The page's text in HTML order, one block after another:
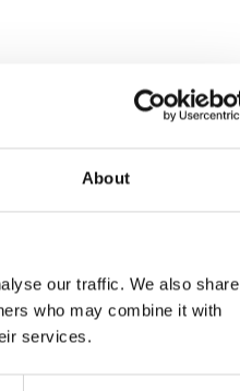
About
our traffic. We also share
who may combine it with
services.